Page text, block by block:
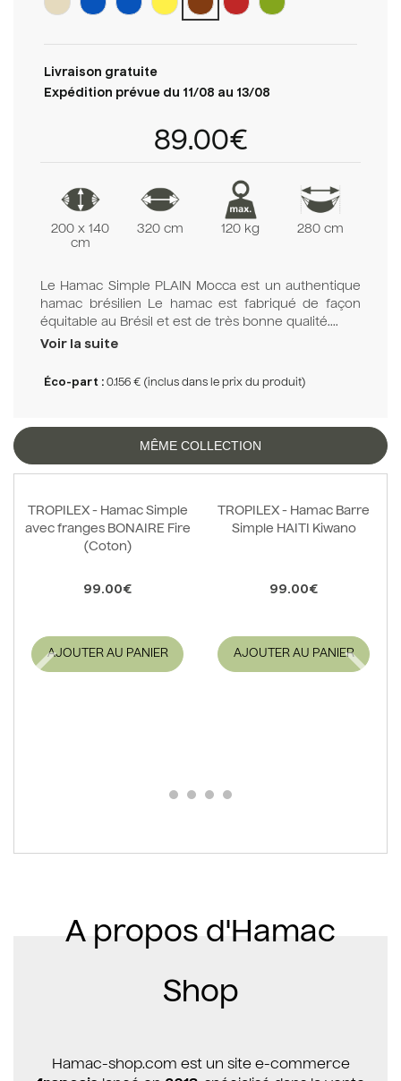
Livraison gratuite
Expédition prévue du 11/08 au 13/08
89.00€
200 x 140
cm
320 cm 120 kg 280 cm
Le Hamac Simple PLAIN Mocca est un authentique
hamac brésilien Le hamac est fabriqué de façon
équitable au Brésil et est de très bonne qualité....
Voir la suite
Éco-part : 0.156 € (inclus dans le prix du produit)
MÊME COLLECTION
TROPILEX - Hamac Simple
avec franges BONAIRE Fire
(Coton)
99.00€
AJOUTER AU PANIER
TROPILEX - Hamac Barre
Simple HAITI Kiwano
99.00€
AJOUTER AU PANIER
A propos d'Hamac
Shop
Hamac-shop.com est un site e-commerce